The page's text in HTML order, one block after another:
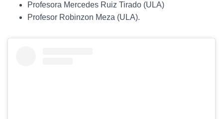
Profesora Mercedes Ruiz Tirado (ULA)
Profesor Robinzon Meza (ULA).